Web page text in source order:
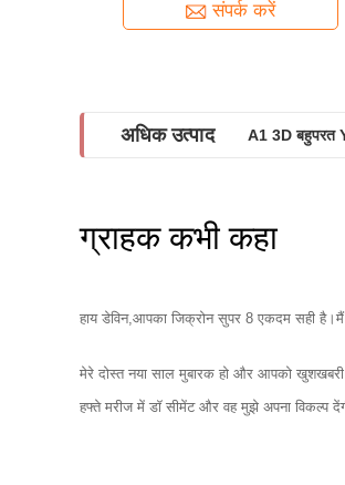
संपर्क करें
अधिक उत्पाद A1 3D बहुपरत
ग्राहक कभी कहा
हाय डेविन,आपका जिक्रोन सुपर 8 एकदम सही
मेरे दोस्त नया साल मुबारक हो और आपको
हफ्ते मरीज में डॉ सीमेंट और वह मुझे अपना विकल्प